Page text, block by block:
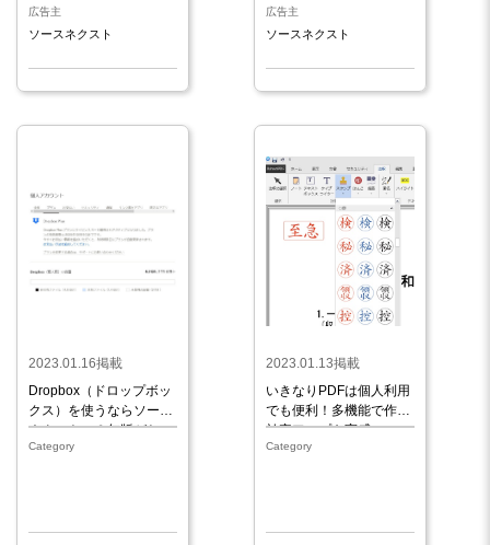
広告主
ソースネクスト
広告主
ソースネクスト
2023.01.16掲載
Dropbox（ドロップボッ
クス）を使うならソース
ネクストの３年版がお
得！
Category
2023.01.13掲載
いきなりPDFは個人利用
でも便利！多機能で作業
効率アップも実感
Category